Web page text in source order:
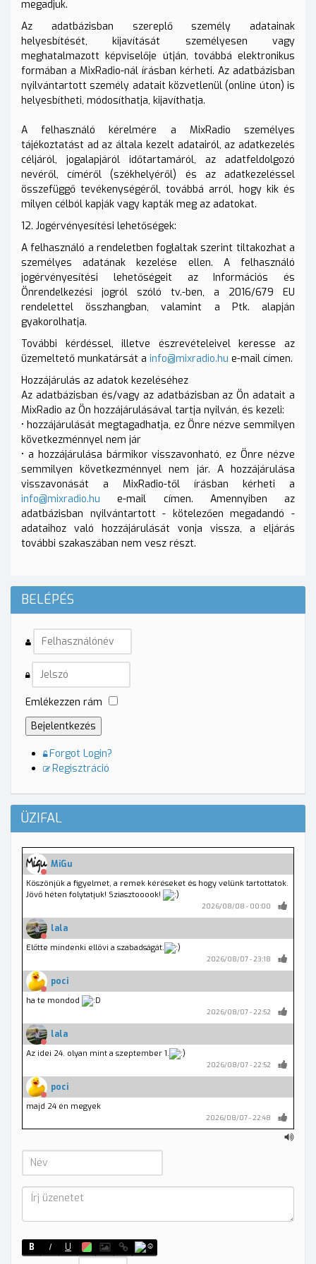
megadjuk.
Az adatbázisban szereplő személy adatainak
helyesbítését, kijavítását személyesen vagy
meghatalmazott képviselője útján, továbbá elektronikus
formában a MixRadio-nál írásban kérheti. Az adatbázisban
nyilvántartott személy adatait közvetlenül (online úton) is
helyesbítheti, módosíthatja, kijavíthatja.
A felhasználó kérelmére a MixRadio személyes
tájékoztatást ad az általa kezelt adatairól, az adatkezelés
céljáról, jogalapjáról időtartamáról, az adatfeldolgozó
nevéről, címéről (székhelyéről) és az adatkezeléssel
összefüggő tevékenységéről, továbbá arról, hogy kik és
milyen célból kapják vagy kapták meg az adatokat.
12. Jogérvényesítési lehetőségek:
A felhasználó a rendeletben foglaltak szerint tiltakozhat a
személyes adatának kezelése ellen. A felhasználó
jogérvényesítési lehetőségeit az Információs és
Önrendelkezési jogról szóló tv.-ben, a 2016/679 EU
rendelettel összhangban, valamint a Ptk. alapján
gyakorolhatja.
További kérdéssel, illetve észrevételeivel keresse az
üzemeltető munkatársát a info@mixradio.hu e-mail címen.
Hozzájárulás az adatok kezeléséhez
Az adatbázisban és/vagy az adatbázisban az Ön adatait a
MixRadio az Ön hozzájárulásával tartja nyilván, és kezeli:
• hozzájárulását megtagadhatja, ez Önre nézve semmilyen
következménnyel nem jár
• a hozzájárulása bármikor visszavonható, ez Önre nézve
semmilyen következménnyel nem jár. A hozzájárulása
visszavonását a MixRadio-től írásban kérheti a
info@mixradio.hu e-mail címen. Amennyiben az
adatbázisban nyilvántartott - kötelezően megadandó -
adataihoz való hozzájárulását vonja vissza, a eljárás
további szakaszában nem vesz részt.
BELÉPÉS
Emlékezzen rám
Bejelentkezés
Forgot Login?
Regisztráció
ÜZIFAL
MiGu
Köszönjük a figyelmet, a remek kéréseket és hogy velünk tartottatok.
Jövő héten folytatjuk! Sziasztooook!
2026/08/08 - 00:00
lala
Előtte mindenki ellövi a szabadságát.
2026/08/07 - 23:18
poci
ha te mondod
2026/08/07 - 22:52
lala
Az idei 24. olyan mint a szeptember 1.
2026/08/07 - 22:52
poci
majd 24 én megyek
2026/08/07 - 22:48
Nagyon adod.
2026/08/07 - 22:47
poci
B I U